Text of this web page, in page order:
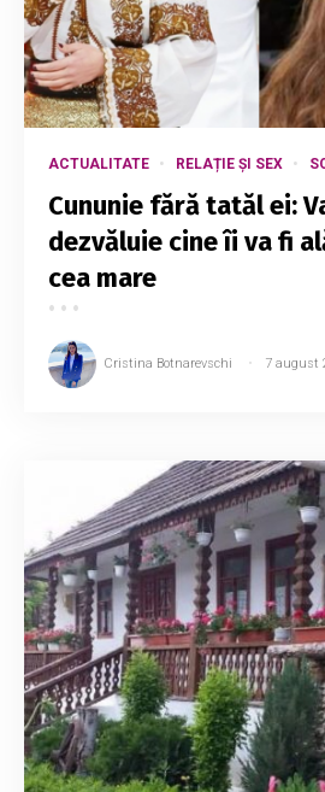
ACTUALITATE RELAȚIE ȘI SEX
Cununie fără tatăl ei:
dezvăluie cine îi va fi
cea mare
Cristina Botnarevschi 7 august